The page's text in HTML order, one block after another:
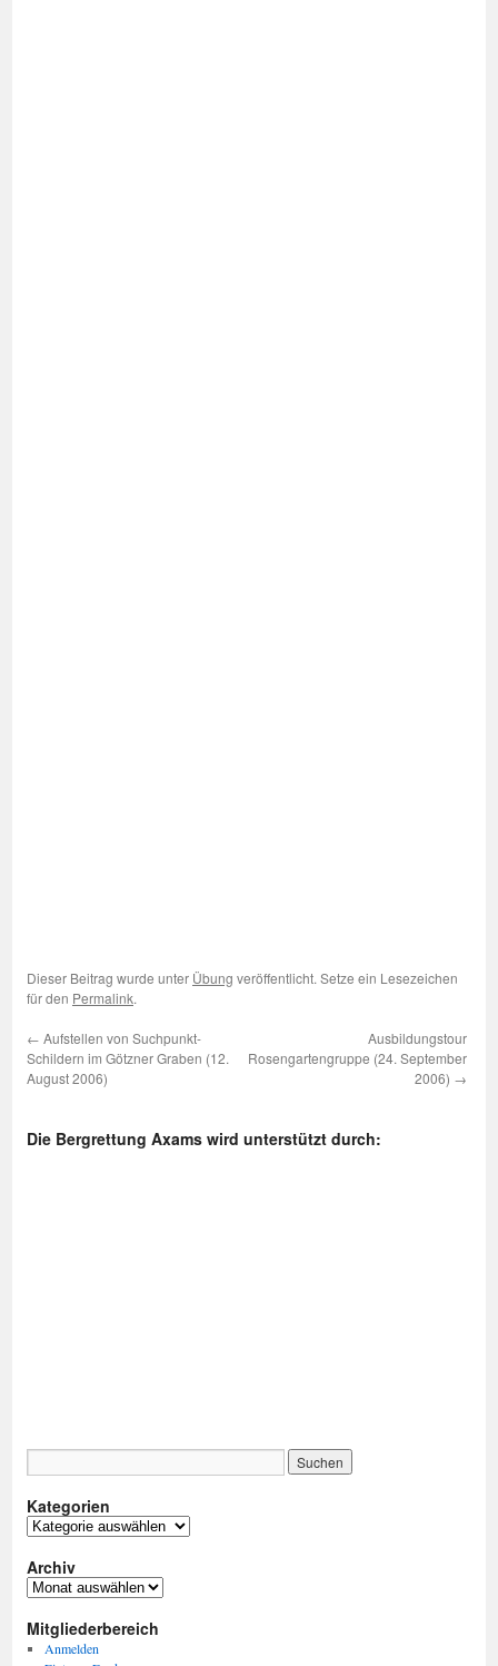
Dieser Beitrag wurde unter Übung veröffentlicht. Setze ein Lesezeichen
für den Permalink.
← Aufstellen von Suchpunkt-
Schildern im Götzner Graben (12.
August 2006)
Ausbildungstour
Rosengartengruppe (24. September
2006) →
Die Bergrettung Axams wird unterstützt durch:
Kategorien
Kategorien
Archiv
Archiv
Mitgliederbereich
Anmelden